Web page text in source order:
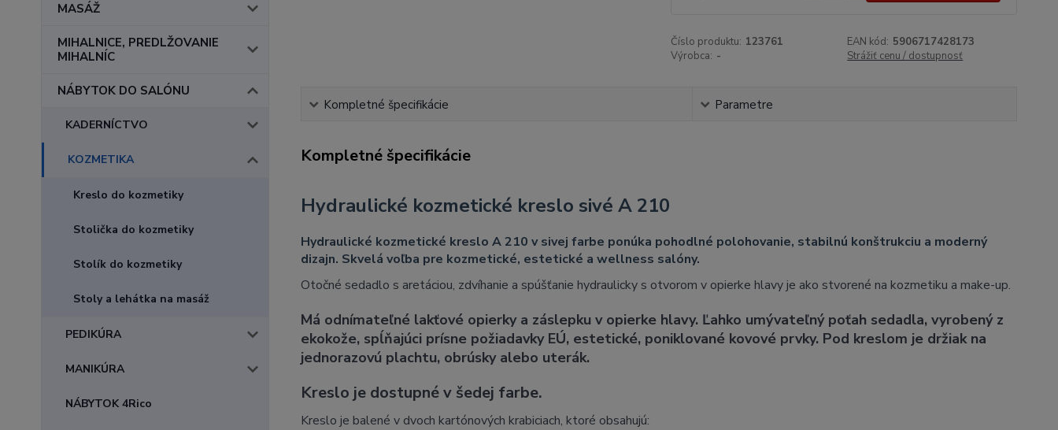
MASÁŽ
MIHALNICE, PREDLŽOVANIE
MIHALNÍC
NÁBYTOK DO SALÓNU
KADERNÍCTVO
KOZMETIKA
Kreslo do kozmetiky
Stolička do kozmetiky
Stolík do kozmetiky
Stoly a lehátka na masáž
PEDIKÚRA
MANIKÚRA
NÁBYTOK 4Rico
Číslo produktu: 123761 EAN kód: 5906717428173
Výrobca: - Strážiť cenu / dostupnosť
Kompletné špecifikácie Parametre
Kompletné špecifikácie
Hydraulické kozmetické kreslo sivé A 210
Hydraulické kozmetické kreslo A 210 v sivej farbe ponúka pohodlné polohovanie, stabilnú konštrukciu a moderný
dizajn. Skvelá voľba pre kozmetické, estetické a wellness salóny.
Otočné sedadlo s aretáciou, zdvíhanie a spúšťanie hydraulicky s otvorom v opierke hlavy je ako stvorené na kozmetiku a make-up.
Má odnímateľné lakťové opierky a záslepku v opierke hlavy. Ľahko umývateľný poťah sedadla, vyrobený z
ekokože, spĺňajúci prísne požiadavky EÚ, estetické, poniklované kovové prvky. Pod kreslom je držiak na
jednorazovú plachtu, obrúsky alebo uterák.
Kreslo je dostupné v šedej farbe.
Kreslo je balené v dvoch kartónových krabiciach, ktoré obsahujú: